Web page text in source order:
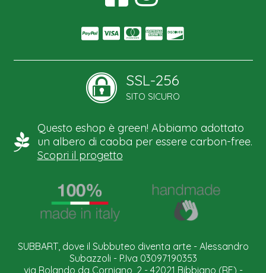
SSL-256
SITO SICURO
Questo eshop è green! Abbiamo adottato
un albero di caoba per essere carbon-free.
Scopri il progetto
SUBBART, dove il Subbuteo diventa arte - Alessandro
Subazzoli - P.Iva 03097190353
via Rolando da Corniano, 2 - 42021 Bibbiano (RE) -